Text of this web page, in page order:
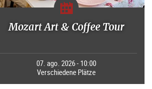
Mozart Art & Coffee Tour
07. ago. 2026 - 10:00
Verschiedene Plätze